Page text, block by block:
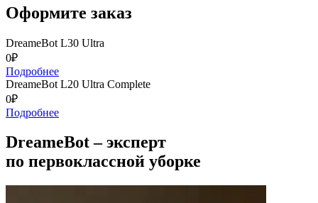
Оформите заказ
DreameBot L30 Ultra
0₽
Подробнее
DreameBot L20 Ultra Complete
0₽
Подробнее
DreameBot – эксперт
по первоклассной уборке